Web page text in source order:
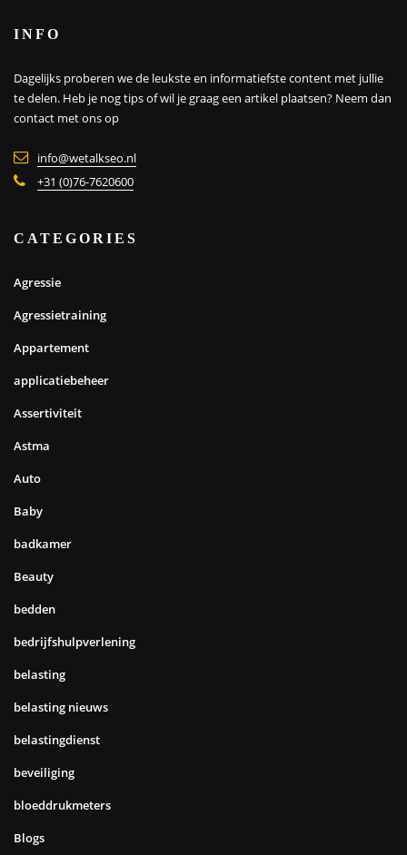
INFO
Dagelijks proberen we de leukste en informatiefste content met jullie
te delen. Heb je nog tips of wil je graag een artikel plaatsen? Neem dan
contact met ons op
info@wetalkseo.nl
+31 (0)76-7620600
CATEGORIES
Agressie
Agressietraining
Appartement
applicatiebeheer
Assertiviteit
Astma
Auto
Baby
badkamer
Beauty
bedden
bedrijfshulpverlening
belasting
belasting nieuws
belastingdienst
beveiliging
bloeddrukmeters
Blogs